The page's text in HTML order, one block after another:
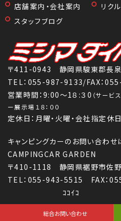
店舗案内・会社案内
リク
スタッフブログ
〒411-0943 静岡県駿東郡長
TEL： 055-987-9133/FAX：
営業時間：9:00～1８:３0 （サービ
ー展示場１８：００
定休日：月曜・火曜・会社指定
キャンピングカーのお問い合わせ
CAMPINGCAR GARDEN
〒410-1118 静岡県裾野市佐
TEL：055-943-5515 FAX：
ｺｺｲｺ
総合お問い合わせ
Copyright (C) 株式会社三島